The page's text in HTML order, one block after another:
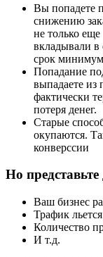
Вы попадете
снижению
не только
вкладывали
срок
Попадание
выпадаете из
фактически
потеря денег.
Старые
окупаются.
конверссии
Но представьте
Ваш бизнес
Трафик
Количество
И т.д.